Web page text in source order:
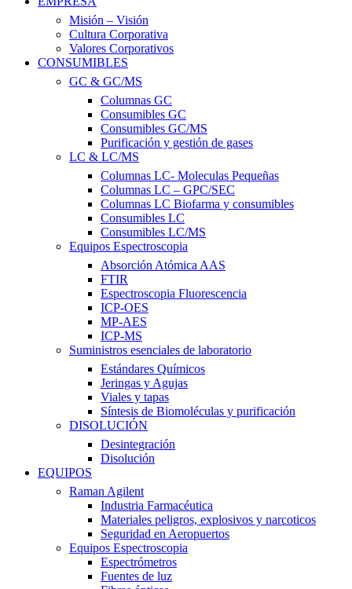
Misión – Visión
Cultura Corporativa
Valores Corporativos
CONSUMIBLES
GC & GC/MS
Columnas GC
Consumibles GC
Consumibles GC/MS
Purificación y gestión de gases
LC & LC/MS
Columnas LC- Moleculas Pequeñas
Columnas LC – GPC/SEC
Columnas LC Biofarma y consumibles
Consumibles LC
Consumibles LC/MS
Equipos Espectroscopia
Absorción Atómica AAS
FTIR
Espectroscopia Fluorescencia
ICP-OES
MP-AES
ICP-MS
Suministros esenciales de laboratorio
Estándares Químicos
Jeringas y Agujas
Viales y tapas
Síntesis de Biomoléculas y purificación
DISOLUCIÓN
Desintegración
Disolución
EQUIPOS
Raman Agilent
Industria Farmacéutica
Materiales peligros, explosivos y narcoticos
Seguridad en Aeropuertos
Equipos Espectroscopia
Espectrómetros
Fuentes de luz